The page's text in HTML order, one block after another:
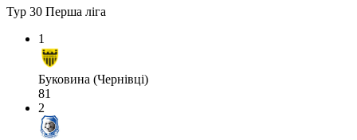
Тур 30 Перша ліга
1
Буковина (Чернівці)
81
2